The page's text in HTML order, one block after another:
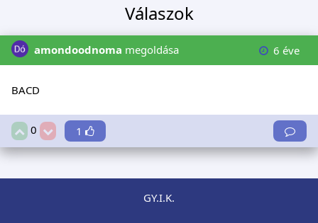
Válaszok
amondoodnoma megoldása 6 éve
BACD
0 1
GY.I.K.